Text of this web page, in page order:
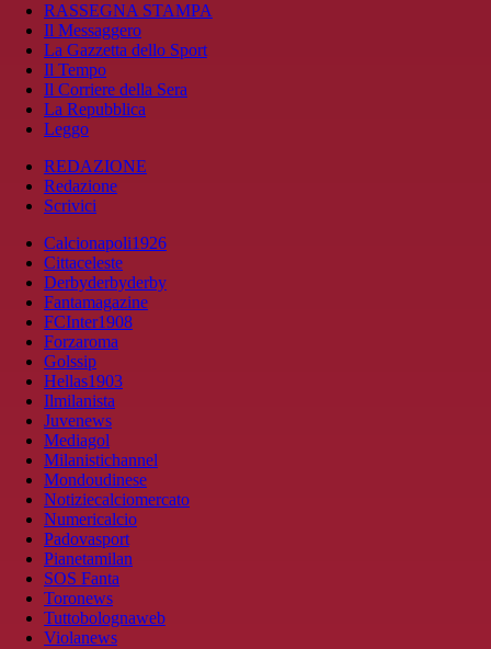
RASSEGNA STAMPA
Il Messaggero
La Gazzetta dello Sport
Il Tempo
Il Corriere della Sera
La Repubblica
Leggo
REDAZIONE
Redazione
Scrivici
Calcionapoli1926
Cittaceleste
Derbyderbyderby
Fantamagazine
FCInter1908
Forzaroma
Golssip
Hellas1903
Ilmilanista
Juvenews
Mediagol
Milanistichannel
Mondoudinese
Notiziecalciomercato
Numericalcio
Padovasport
Pianetamilan
SOS Fanta
Toronews
Tuttobolognaweb
Violanews